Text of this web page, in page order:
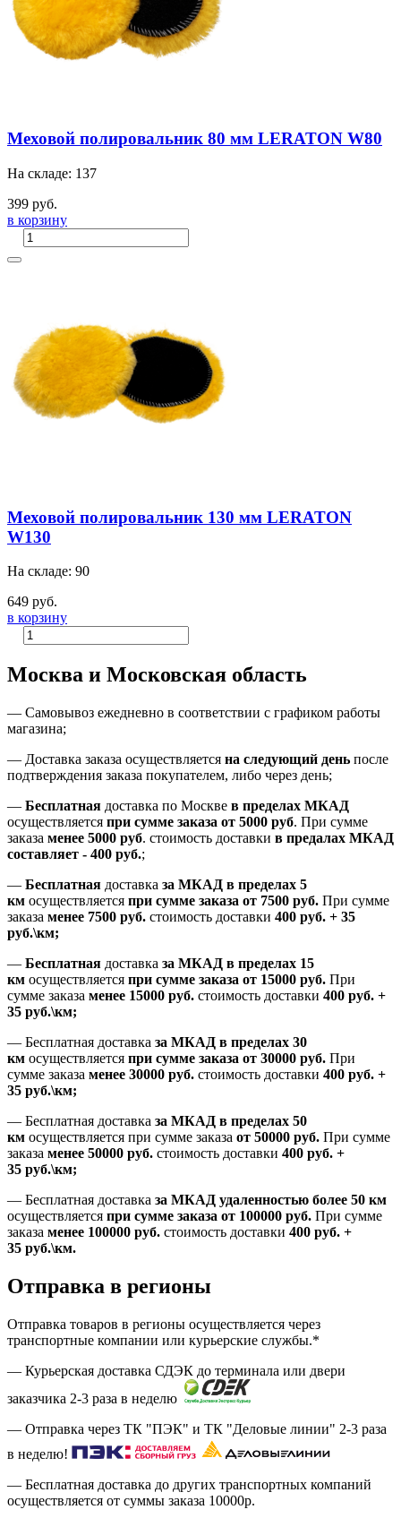
Меховой полировальник 80 мм LERATON W80
На складе: 137
399 руб.
в корзину
Меховой полировальник 130 мм LERATON
W130
На складе: 90
649 руб.
в корзину
Москва и Московская область
— Самовывоз ежедневно в соответствии с графиком работы
магазина;
— Доставка заказа осуществляется на следующий день после
подтверждения заказа покупателем, либо через день;
— Бесплатная доставка по Москве в пределах МКАД
осуществляется при сумме заказа от 5000 руб. При сумме
заказа менее 5000 руб. стоимость доставки в предалах МКАД
составляет - 400 руб.;
— Бесплатная доставка за МКАД в пределах 5
км осуществляется при сумме заказа от 7500 руб. При сумме
заказа менее 7500 руб. стоимость доставки 400 руб. + 35
руб.\км;
— Бесплатная доставка за МКАД в пределах 15
км осуществляется при сумме заказа от 15000 руб. При
сумме заказа менее 15000 руб. стоимость доставки 400 руб. +
35 руб.\км;
— Бесплатная доставка за МКАД в пределах 30
км осуществляется при сумме заказа от 30000 руб. При
сумме заказа менее 30000 руб. стоимость доставки 400 руб. +
35 руб.\км;
— Бесплатная доставка за МКАД в пределах 50
км осуществляется при сумме заказа от 50000 руб. При сумме
заказа менее 50000 руб. стоимость доставки 400 руб. +
35 руб.\км;
— Бесплатная доставка за МКАД удаленностью более 50 км
осуществляется при сумме заказа от 100000 руб. При сумме
заказа менее 100000 руб. стоимость доставки 400 руб. +
35 руб.\км.
Отправка в регионы
Отправка товаров в регионы осуществляется через
транспортные компании или курьерские службы.*
— Курьерская доставка СДЭК до терминала или двери
заказчика 2-3 раза в неделю
— Отправка через ТК "ПЭК" и ТК "Деловые линии" 2-3 раза
в неделю!
— Бесплатная доставка до других транспортных компаний
осуществляется от суммы заказа 10000р.